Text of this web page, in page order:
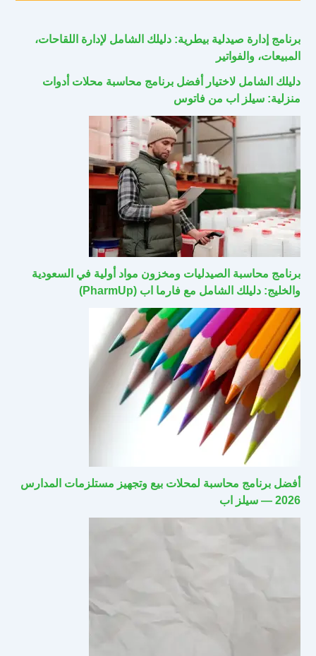
برنامج إدارة صيدلية بيطرية: دليلك الشامل لإدارة اللقاحات،
المبيعات، والفواتير
دليلك الشامل لاختيار أفضل برنامج محاسبة محلات أدوات
منزلية: سيلز اب من فاتوس
برنامج محاسبة الصيدليات ومخزون مواد أولية في السعودية
والخليج: دليلك الشامل مع فارما اب (PharmUp)
أفضل برنامج محاسبة لمحلات بيع وتجهيز مستلزمات المدارس
2026 — سيلز اب